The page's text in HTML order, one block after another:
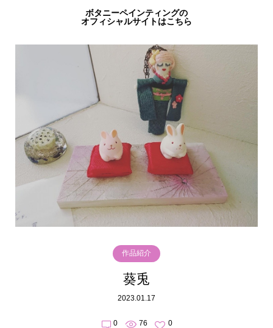
ボタニーペインティングの
オフィシャルサイトはこちら
作品紹介
葵兎
2023.01.17
0 76 0